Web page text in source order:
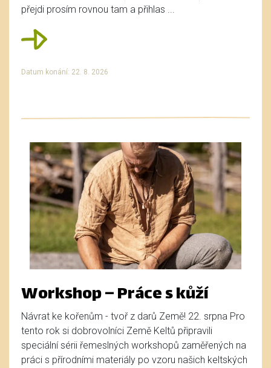
přejdi prosím rovnou tam a přihlas ...
Datum konání: 22. 8. 2026
Workshop – Práce s kůží
Návrat ke kořenům - tvoř z darů Země! 22. srpna Pro
tento rok si dobrovolníci Země Keltů připravili
speciální sérii řemeslných workshopů zaměřených na
práci s přírodními materiály po vzoru našich keltských